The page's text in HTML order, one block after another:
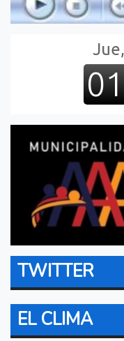
TWITTER
EL CLIMA